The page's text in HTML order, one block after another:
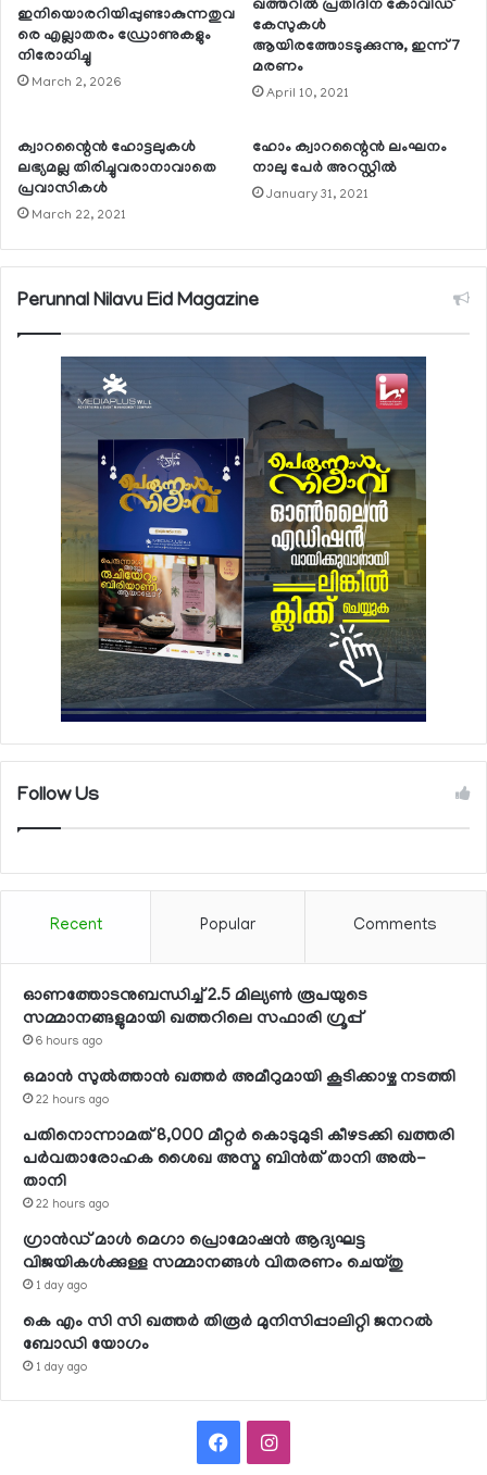
ഇനിയൊരറിയിപ്പുണ്ടാകുന്നതുവ
രെ എല്ലാതരം ഡ്രോണുകളും
നിരോധിച്ചു
March 2, 2026
ഖത്തറില്‍ പ്രതിദിന കോവിഡ്
കേസുകള്‍
ആയിരത്തോടടുക്കുന്നു, ഇന്ന് 7
മരണം
April 10, 2021
ക്വാറന്റൈന്‍ ഹോട്ടലുകള്‍
ലഭ്യമല്ല തിരിച്ചുവരാനാവാതെ
പ്രവാസികള്‍
March 22, 2021
ഹോം ക്വാറന്റൈന്‍ ലംഘനം
നാലു പേര്‍ അറസ്റ്റില്‍
January 31, 2021
Perunnal Nilavu Eid Magazine
Follow Us
Recent Popular Comments
ഓണത്തോടനുബന്ധിച്ച് 2.5 മില്യണ്‍ രൂപയുടെ
സമ്മാനങ്ങളുമായി ഖത്തറിലെ സഫാരി ഗ്രൂപ്പ്
6 hours ago
ഒമാന്‍ സുല്‍ത്താന്‍ ഖത്തര്‍ അമീറുമായി കൂടിക്കാഴ്ച നടത്തി
22 hours ago
പതിനൊന്നാമത് 8,000 മീറ്റര്‍ കൊടുമുടി കീഴടക്കി ഖത്തരി
പര്‍വതാരോഹക ശൈഖ അസ്മ ബിന്‍ത് താനി അല്‍-
താനി
22 hours ago
ഗ്രാന്‍ഡ് മാള്‍ മെഗാ പ്രൊമോഷന്‍ ആദ്യഘട്ട
വിജയികള്‍ക്കുള്ള സമ്മാനങ്ങള്‍ വിതരണം ചെയ്തു
1 day ago
കെ എം സി സി ഖത്തര്‍ തിരൂര്‍ മുനിസിപ്പാലിറ്റി ജനറല്‍
ബോഡി യോഗം
1 day ago
FacebookInstagram